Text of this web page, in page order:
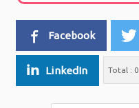
Facebook
LinkedIn Total : 0